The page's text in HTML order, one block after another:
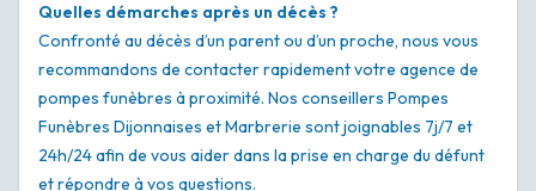
Quelles démarches après un décès ?
Confronté au décès d’un parent ou d’un proche, nous vous
recommandons de contacter rapidement votre agence de
pompes funèbres à proximité. Nos conseillers Pompes
Funèbres Dijonnaises et Marbrerie sont joignables 7j/7 et
24h/24 afin de vous aider dans la prise en charge du défunt
et répondre à vos questions.